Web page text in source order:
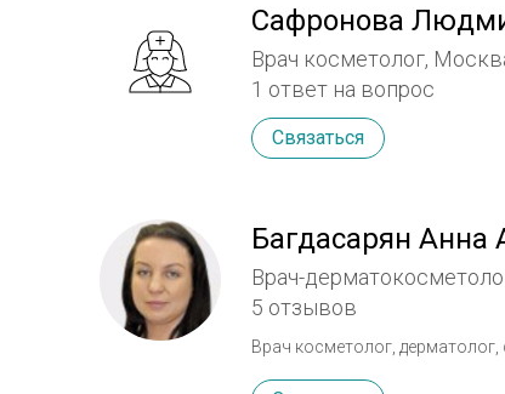
Сафронова
Врач косметолог,
1 ответ на вопрос
Связаться
Багдасарян Анна
Врач-
5 отзывов
Врач косметолог,